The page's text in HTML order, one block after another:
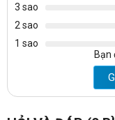
3 sao
2 sao
1 sao
Bạn